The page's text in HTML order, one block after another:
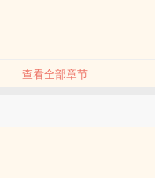
查看全部章节